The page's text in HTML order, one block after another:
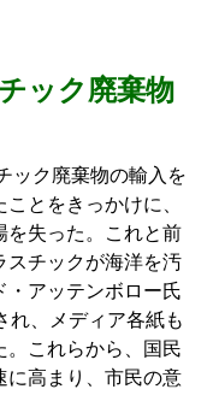
ック廃棄物
ック廃棄物の輸入を
とをきっかけに、
を失った。これと前
スチックが海洋を汚
・アッテンボロー氏
れ、メディア各紙も
。これらから、国民
に高まり、市民の意